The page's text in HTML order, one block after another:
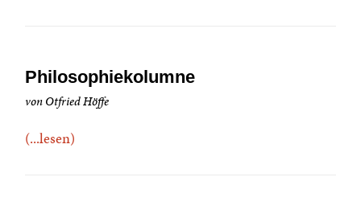
Philosophiekolumne
von Otfried Höffe
(...lesen)